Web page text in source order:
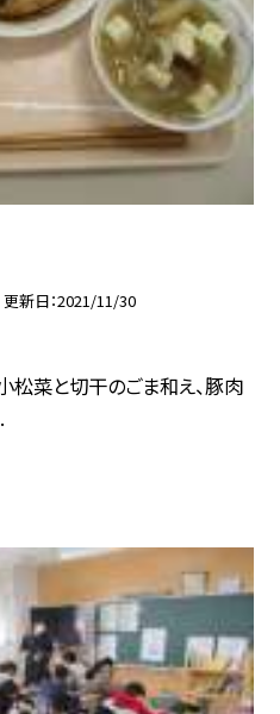
更新日 2021/11/30
松菜と切干のごま和え、豚肉